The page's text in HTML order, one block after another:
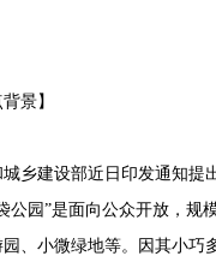
景】
建设部近日印发通知提出
公园”是面向公众开放，规
、小微绿地等。因其小巧